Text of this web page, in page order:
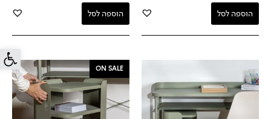
פתח
הוספה לסל הוספה לסל
ON SALE
המחיר
המקורי
היה:
₪529.
המחיר
הנוכחי
הוא:
₪399.